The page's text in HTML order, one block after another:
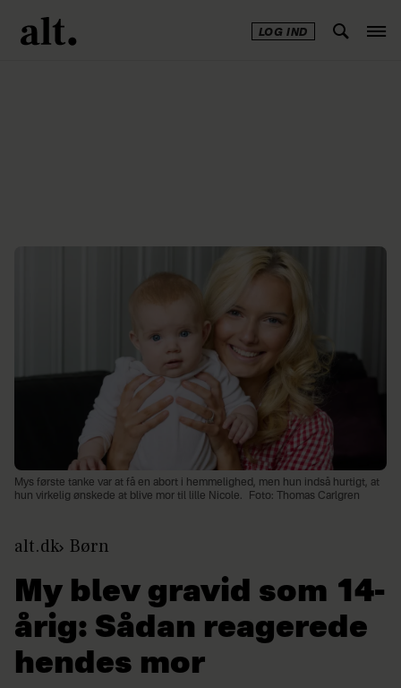
LOG IND
Mys første tanke var at få en abort i hemmelighed, men hun indså hurtigt, at
hun virkelig ønskede at blive mor til lille Nicole.
Foto: Thomas Carlgren
alt.dk Børn
My blev gravid som 14-
årig: Sådan reagerede
hendes mor